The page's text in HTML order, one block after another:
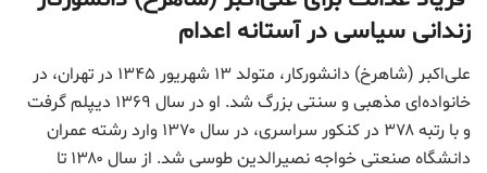
زندانی سیاسی در آستانه اعدام
علی‌اکبر (شاهرخ) دانشورکار، متولد ۱۳ شهریور ۱۳۴۵ در تهران، در
خانواده‌ای مذهبی و سنتی بزرگ شد. او در سال ۱۳۶۹ دیپلم گرفت
و با رتبه ۳۷۸ در کنکور سراسری، در سال ۱۳۷۰ وارد رشته عمران
دانشگاه صنعتی خواجه نصیرالدین طوسی شد. از سال ۱۳۸۰ تا